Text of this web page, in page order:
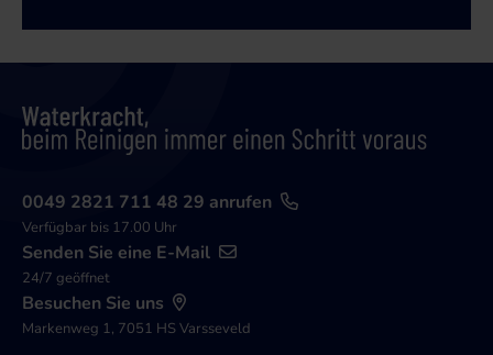
0049 2821 711 48 29 anrufen
Verfügbar bis 17.00 Uhr
Senden Sie eine E-Mail
24/7 geöffnet
Besuchen Sie uns
Markenweg 1, 7051 HS Varsseveld